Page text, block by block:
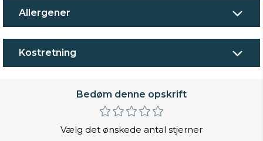
Allergener
Kostretning
Bedøm denne opskrift
Vælg det ønskede antal stjerner